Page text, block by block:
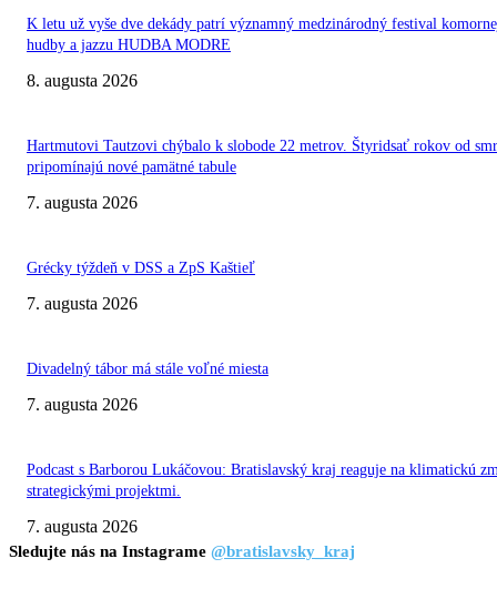
K letu už vyše dve dekády patrí významný medzinárodný festival
hudby a jazzu HUDBA MODRE
8. augusta 2026
Hartmutovi Tautzovi chýbalo k slobode 22 metrov. Štyridsať rokov od
pripomínajú nové pamätné tabule
7. augusta 2026
Grécky týždeň v DSS a ZpS Kaštieľ
7. augusta 2026
Divadelný tábor má stále voľné miesta
7. augusta 2026
Podcast s Barborou Lukáčovou: Bratislavský kraj reaguje na klimatickú
strategickými projektmi.
7. augusta 2026
Sledujte nás na Instagrame @bratislavsky_kraj